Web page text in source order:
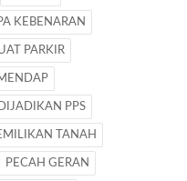
KEBENARAN
PARKIR
PPS
TANAH
PECAH GERAN